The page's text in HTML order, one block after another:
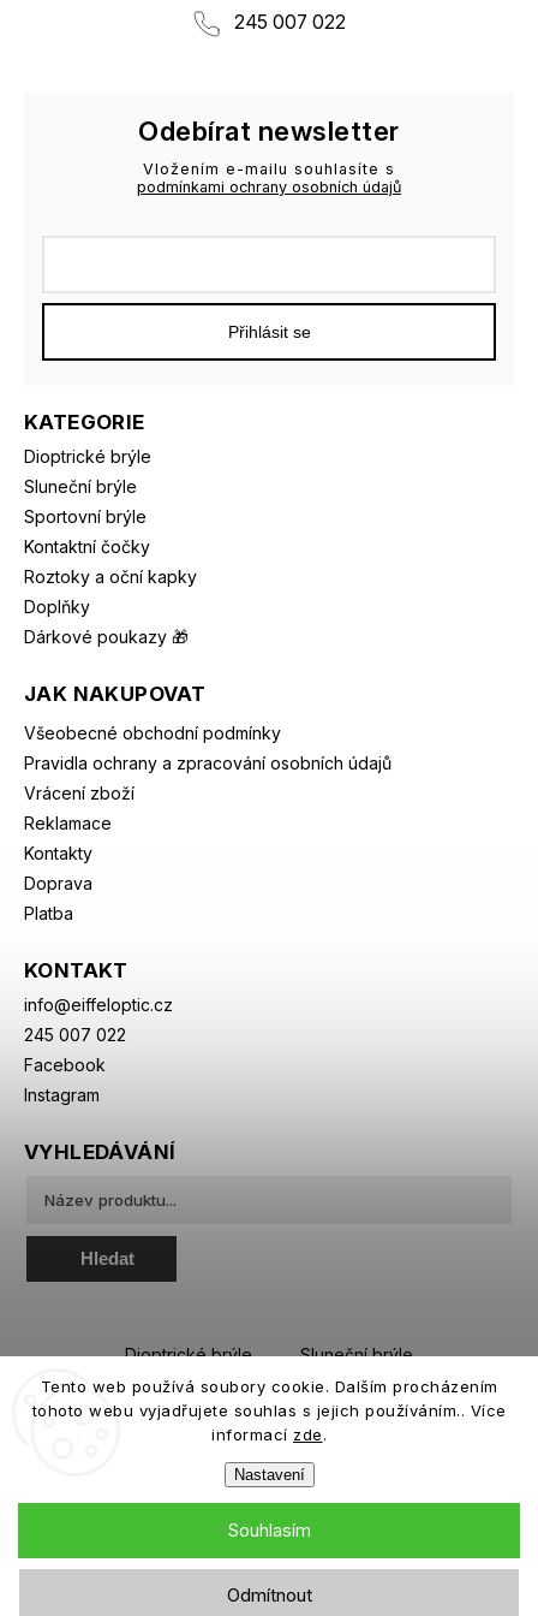
Tento web používá soubory cookie. Dalším procházením
tohoto webu vyjadřujete souhlas s jejich používáním.. Více
informací zde.
Nastavení
Odmítnout
Souhlasím
245 007 022
KATEGORIE
Dioptrické brýle
Sluneční brýle
Sportovní brýle
Kontaktní čočky
Roztoky a oční kapky
Doplňky
Dárkové poukazy 🎁
JAK NAKUPOVAT
Všeobecné obchodní podmínky
Pravidla ochrany a zpracování osobních údajů
Vrácení zboží
Reklamace
Kontakty
Doprava
Platba
KONTAKT
info@eiffeloptic.cz
245 007 022
Facebook
Instagram
Odebírat newsletter
Vložením e-mailu souhlasíte s
podmínkami ochrany osobních údajů
Přihlásit se
VYHLEDÁVÁNÍ
Hledat
Dioptrické brýle
Sluneční brýle
Sportovní brýle
Kontaktní čočky
Roztoky a oční kapky
Copyright 2026eiffeloptic.cz. Všechna práva vyhrazena.